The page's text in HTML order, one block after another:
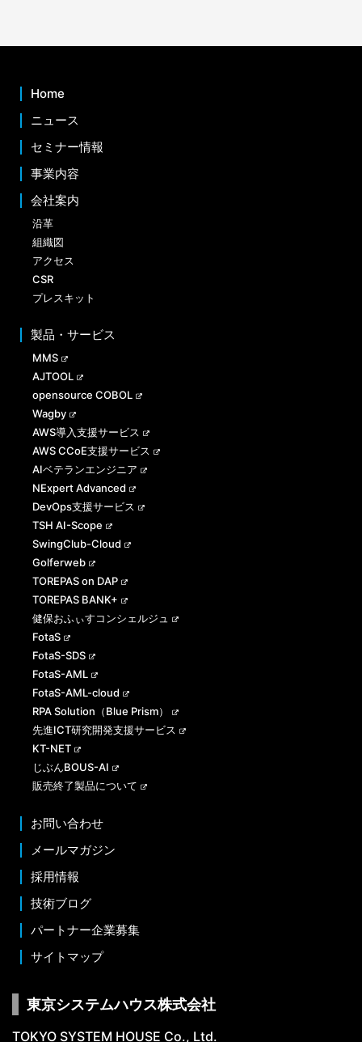
Home
ニュース
セミナー情報
事業内容
会社案内
沿革
組織図
アクセス
CSR
プレスキット
製品・サービス
MMS
AJTOOL
opensource COBOL
Wagby
AWS導入支援サービス
AWS CCoE支援サービス
AIベテランエンジニア
NExpert Advanced
DevOps支援サービス
TSH AI-Scope
SwingClub-Cloud
Golferweb
TOREPAS on DAP
TOREPAS BANK+
健保おふぃすコンシェルジュ
FotaS
FotaS-SDS
FotaS-AML
FotaS-AML-cloud
RPA Solution（Blue Prism）
先進ICT研究開発支援サービス
KT-NET
じぶんBOUS-AI
販売終了製品について
お問い合わせ
メールマガジン
採用情報
技術ブログ
パートナー企業募集
サイトマップ
東京システムハウス株式会社
TOKYO SYSTEM HOUSE Co., Ltd.